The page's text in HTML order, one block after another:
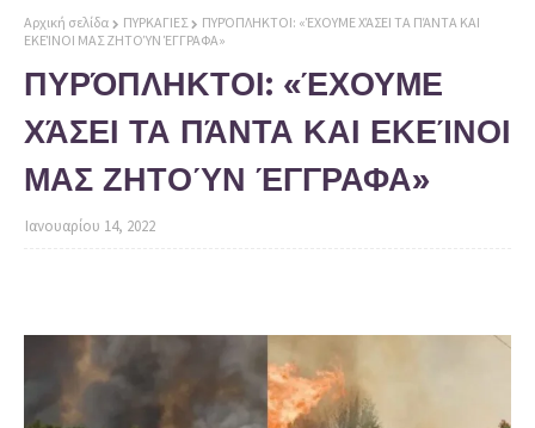
Αρχική σελίδα ΠΥΡΚΑΓΙΕΣ
ΠΥΡΌΠΛΗΚΤΟΙ: «ΈΧΟΥΜΕ ΧΆΣΕΙ ΤΑ ΠΆΝΤΑ ΚΑΙ
ΕΚΕΊΝΟΙ ΜΑΣ ΖΗΤΟΎΝ ΈΓΓΡΑΦΑ»
ΠΥΡΌΠΛΗΚΤΟΙ: «ΈΧΟΥΜΕ
ΧΆΣΕΙ ΤΑ ΠΆΝΤΑ ΚΑΙ ΕΚΕΊΝΟΙ
ΜΑΣ ΖΗΤΟΎΝ ΈΓΓΡΑΦΑ»
Ιανουαρίου 14, 2022